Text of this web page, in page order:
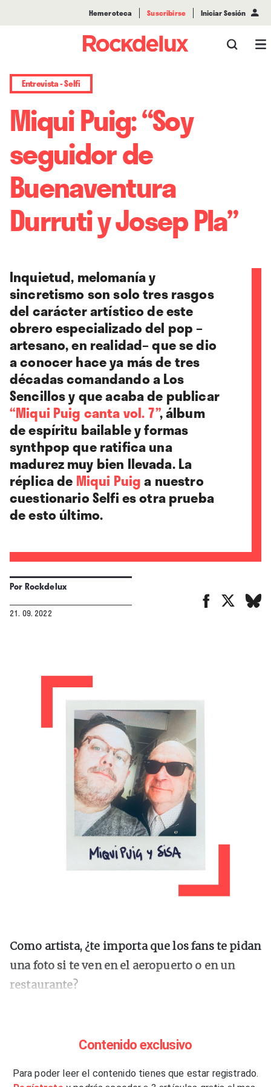
Hemeroteca Suscribirse Iniciar Sesión
Entrevista - Selfi
Miqui Puig: “Soy
seguidor de
Buenaventura
Durruti y Josep Pla”
Inquietud, melomanía y
sincretismo son solo tres rasgos
del carácter artístico de este
obrero especializado del pop –
artesano, en realidad– que se dio
a conocer hace ya más de tres
décadas comandando a Los
Sencillos y que acaba de publicar
“Miqui Puig canta vol. 7”, álbum
de espíritu bailable y formas
synthpop que ratifica una
madurez muy bien llevada. La
réplica de Miqui Puiga nuestro
cuestionario Selfi es otra prueba
de esto último.
PorRockdelux
21. 09. 2022
Como artista, ¿te importa que los fans te pidan
una foto si te ven en el aeropuerto o en un
restaurante?
fetiche que tiene el seguidor. El otro día
del alma que se va en una foto; si fuera así,
Contenido exclusivo
Para poder leer el contenido tienes que estar registrado.